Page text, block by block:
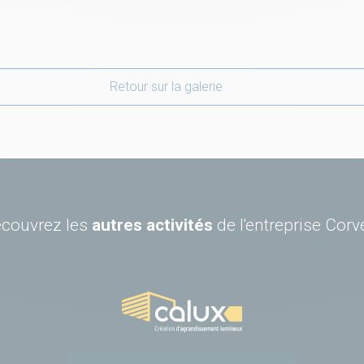
Retour sur la galerie
les autres activités de l'entreprise